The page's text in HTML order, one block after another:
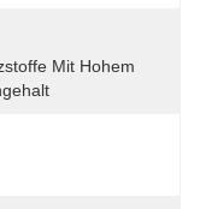
Mit Hohem